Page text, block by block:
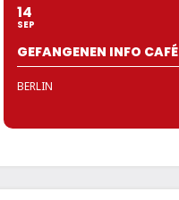
14
SEP
GEFANGENEN INFO CAFÉ
BERLIN